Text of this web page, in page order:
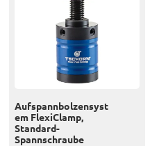
Aufspannbolzensyst
em FlexiClamp,
Standard-
Spannschraube